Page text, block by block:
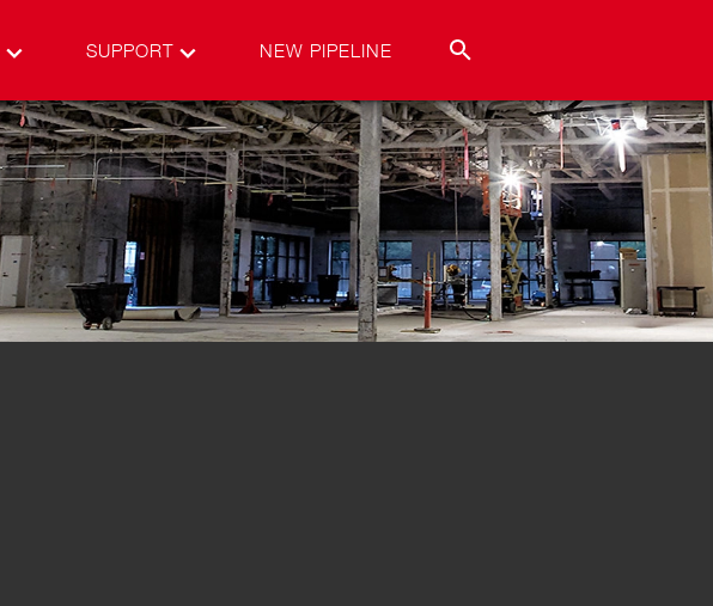
SUPPORT NEW PIPELINE